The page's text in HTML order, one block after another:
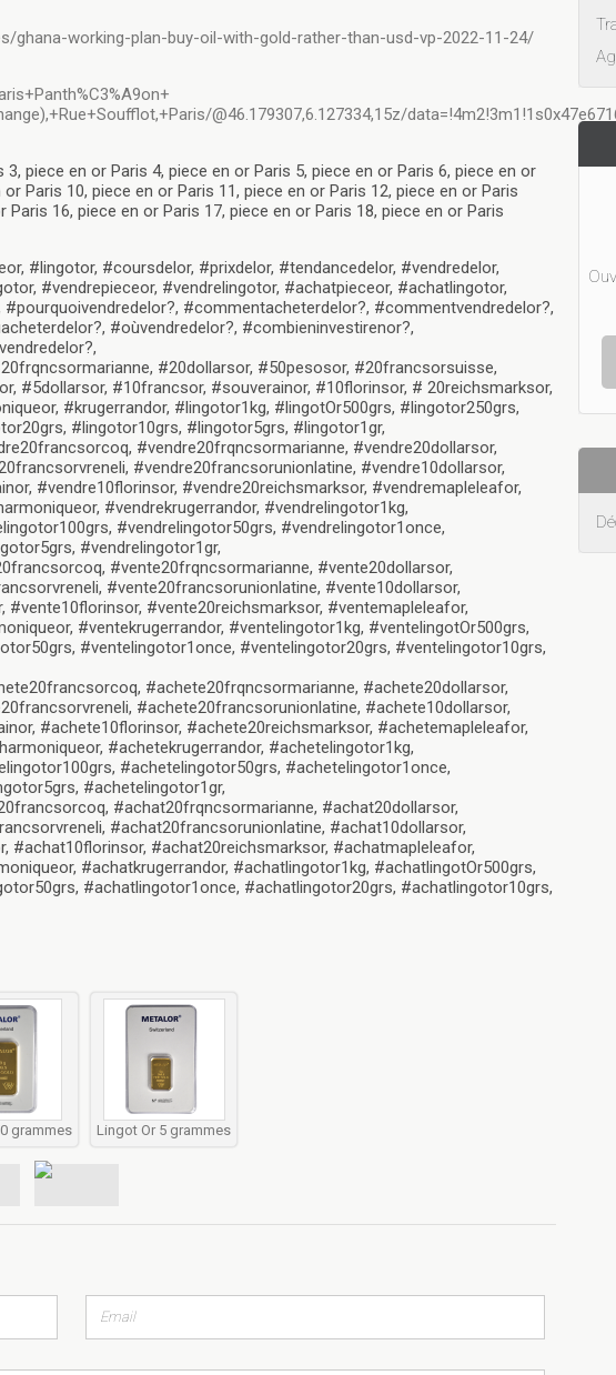
ghana-working-plan-buy-oil-with-gold-rather-than-usd-vp-2022-11-24/
@46.179307,6.127334,15z/
piece en or Paris 4, piece en or Paris 5, piece en or Paris 6, piece en or
Paris 10, piece en or Paris 11, piece en or Paris 12, piece en or Paris
16, piece en or Paris 17, piece en or Paris 18, piece en or Paris
#lingotor, #coursdelor, #prixdelor, #tendancedelor, #vendredelor,
#vendrepieceor, #vendrelingotor, #achatpieceor, #achatlingotor,
#commentacheterdelor?, #commentvendredelor?,
#oùvendredelor?, #combieninvestirenor?,
#20dollarsor, #50pesosor, #20francsorsuisse,
#5dollarsor, #10francsor, #souverainor, #10florinsor, # 20reichsmarksor,
#krugerrandor, #lingotor1kg, #lingotOr500grs, #lingotor250grs,
#lingotor10grs, #lingotor5grs, #lingotor1gr,
#vendre20frqncsormarianne, #vendre20dollarsor,
#vendre20francsorunionlatine, #vendre10dollarsor,
#vendre10florinsor, #vendre20reichsmarksor, #vendremapleleafor,
#vendrekrugerrandor, #vendrelingotor1kg,
#vendrelingotor50grs, #vendrelingotor1once,
#vendrelingotor1gr,
#vente20frqncsormarianne, #vente20dollarsor,
#vente20francsorunionlatine, #vente10dollarsor,
#vente20reichsmarksor, #ventemapleleafor,
#ventekrugerrandor, #ventelingotor1kg, #ventelingotOr500grs,
#ventelingotor1once, #ventelingotor20grs, #ventelingotor10grs,
#achete20frqncsormarianne, #achete20dollarsor,
#achete20francsorunionlatine, #achete10dollarsor,
#achete10florinsor, #achete20reichsmarksor, #achetemapleleafor,
#achetekrugerrandor, #achetelingotor1kg,
#achetelingotor50grs, #achetelingotor1once,
#achetelingotor1gr,
#achat20frqncsormarianne, #achat20dollarsor,
#achat20francsorunionlatine, #achat10dollarsor,
#achat10florinsor, #achat20reichsmarksor, #achatmapleleafor,
#achatkrugerrandor, #achatlingotor1kg, #achatlingotOr500grs,
#achatlingotor1once, #achatlingotor20grs, #achatlingotor10grs,
grammes Lingot Or 5 grammes